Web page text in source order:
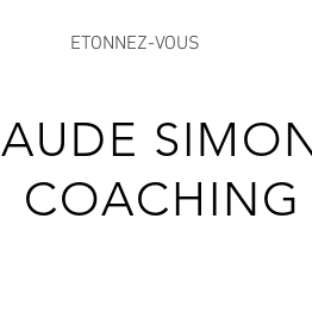
ETONNEZ-VOUS
AUDE